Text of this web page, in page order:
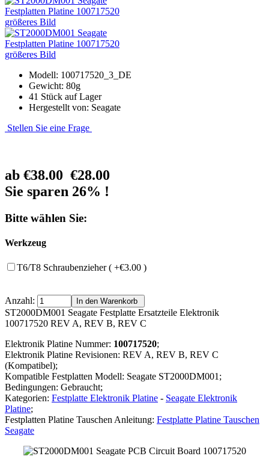
größeres Bild
größeres Bild
Modell: 100717520_3_DE
Gewicht: 80g
41 Stück auf Lager
Hergestellt von: Seagate
Stellen Sie eine Frage
ab €38.00 €28.00
Sie sparen 26% !
Bitte wählen Sie:
Werkzeug
T6/T8 Schraubenzieher ( +€3.00 )
Anzahl:
ST2000DM001 Seagate Festplatte Ersatzteile Elektronik
100717520 REV A, REV B, REV C
Elektronik Platine Nummer: 100717520;
Elektronik Platine Revisionen: REV A, REV B, REV C
(Kompatibel);
Kompatible Festplatten Modell: Seagate ST2000DM001;
Bedingungen: Gebraucht;
Kategorien: Festplatte Elektronik Platine - Seagate Elektronik
Platine;
Festplatten Platine Tauschen Anleitung: Festplatte Platine Tauschen
Seagate